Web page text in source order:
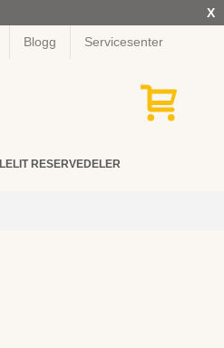
X
Blogg Servicesenter
LELIT RESERVEDELER